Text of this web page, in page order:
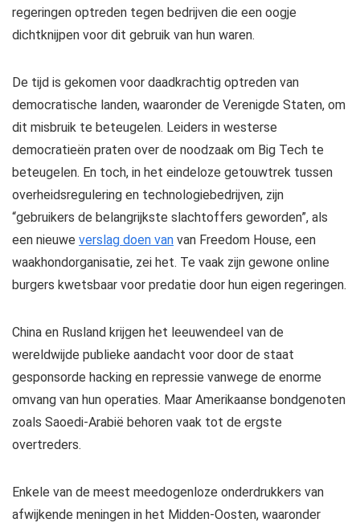
regeringen optreden tegen bedrijven die een oogje
dichtknijpen voor dit gebruik van hun waren.
De tijd is gekomen voor daadkrachtig optreden van
democratische landen, waaronder de Verenigde Staten, om
dit misbruik te beteugelen. Leiders in westerse
democratieën praten over de noodzaak om Big Tech te
beteugelen. En toch, in het eindeloze getouwtrek tussen
overheidsregulering en technologiebedrijven, zijn
“gebruikers de belangrijkste slachtoffers geworden”, als
een nieuwe verslag doen van van Freedom House, een
waakhondorganisatie, zei het. Te vaak zijn gewone online
burgers kwetsbaar voor predatie door hun eigen regeringen.
China en Rusland krijgen het leeuwendeel van de
wereldwijde publieke aandacht voor door de staat
gesponsorde hacking en repressie vanwege de enorme
omvang van hun operaties. Maar Amerikaanse bondgenoten
zoals Saoedi-Arabië behoren vaak tot de ergste
overtreders.
Enkele van de meest meedogenloze onderdrukkers van
afwijkende meningen in het Midden-Oosten, waaronder